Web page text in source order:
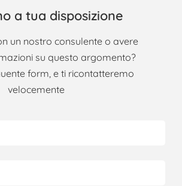
a tua disposizione
un nostro consulente o avere
su questo argomento?
form, e ti ricontatteremo
velocemente